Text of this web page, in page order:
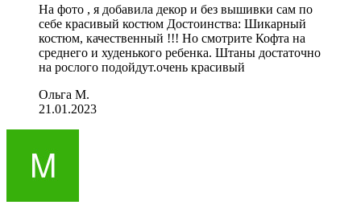
На фото , я добавила декор и без вышивки сам по
себе красивый костюм Достоинства: Шикарный
костюм, качественный !!! Но смотрите Кофта на
среднего и худенького ребенка. Штаны достаточно
на рослого подойдут.очень красивый
Ольга М.
21.01.2023